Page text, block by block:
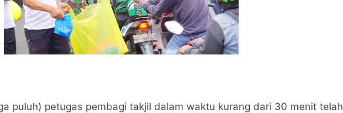
puluh) petugas pembagi takjil dalam waktu kurang dari 30 menit telah